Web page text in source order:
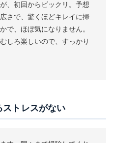
、初回からビックリ。予想
さで、驚くほどキレイに掃
で、ほぼ気になりません。
しろ楽しいので、すっかり
ストレスがない